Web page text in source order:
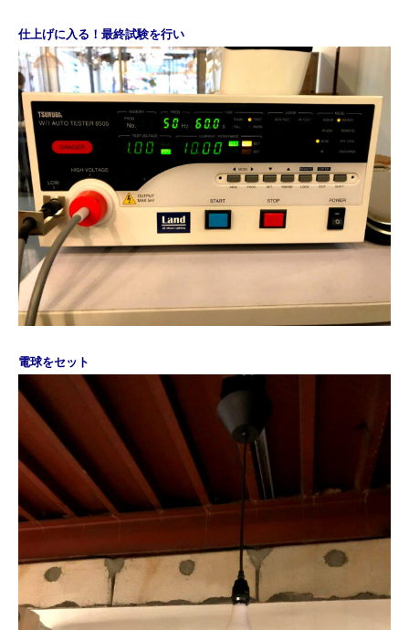
仕上げに入る！最終試験を行い
電球をセット